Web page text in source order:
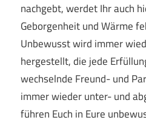
nachgebt, werdet Ihr auch
Geborgenheit und Wärme
Unbewusst wird immer
hergestellt, die jede
wechselnde Freund- und
immer wieder unter- und
führen Euch in Eure